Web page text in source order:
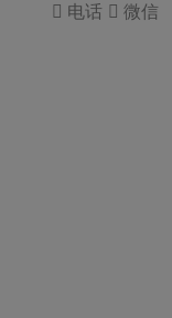
 微信
 电话